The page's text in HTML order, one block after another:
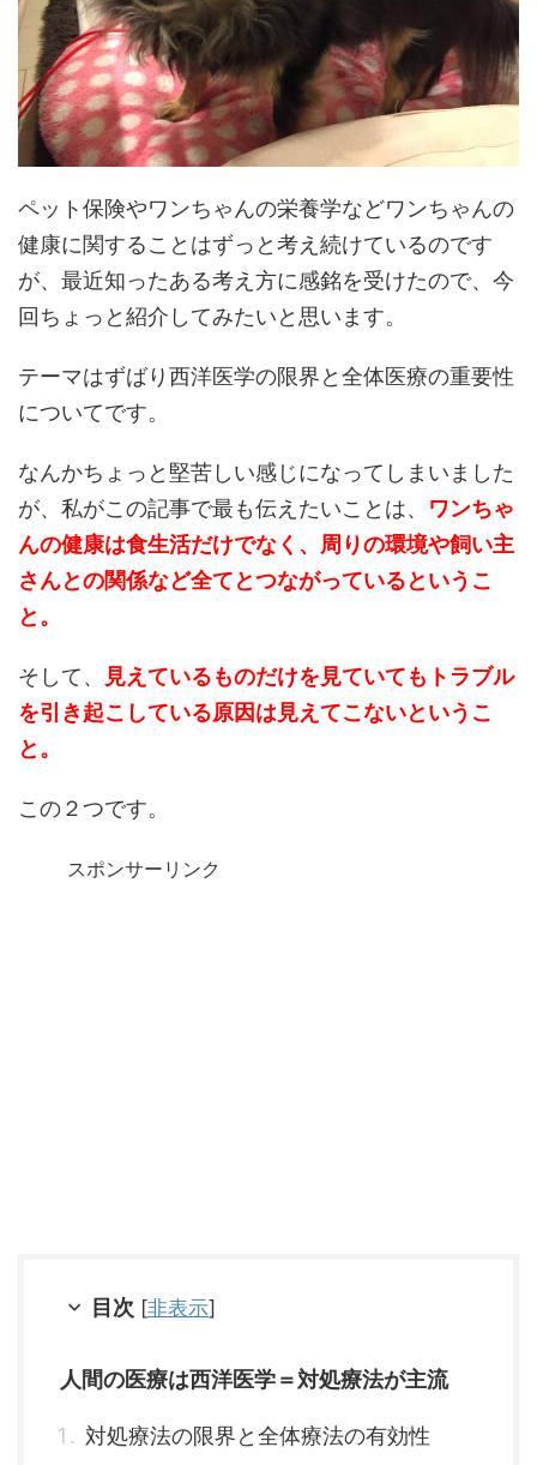
ペット保険やワンちゃんの栄養学などワンちゃんの
健康に関することはずっと考え続けているのです
が、最近知ったある考え方に感銘を受けたので、今
回ちょっと紹介してみたいと思います。
テーマはずばり西洋医学の限界と全体医療の重要性
についてです。
なんかちょっと堅苦しい感じになってしまいました
が、私がこの記事で最も伝えたいことは、 ワンちゃ
んの健康は食生活だけでなく、周りの環境や飼い主
さんとの関係など全てとつながっているというこ
と。
そして、
見えているものだけを見ていてもトラブル
を引き起こしている原因は見えてこないというこ
と。
この２つです。
スポンサーリンク
目次 [非表示]
人間の医療は西洋医学＝対処療法が主流
対処療法の限界と全体療法の有効性